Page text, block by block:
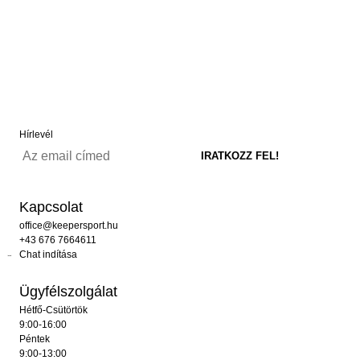
Hírlevél
Kapcsolat
office@keepersport.hu
+43 676 7664611
Chat indítása
Ügyfélszolgálat
Hétfő-Csütörtök
9:00-16:00
Péntek
9:00-13:00